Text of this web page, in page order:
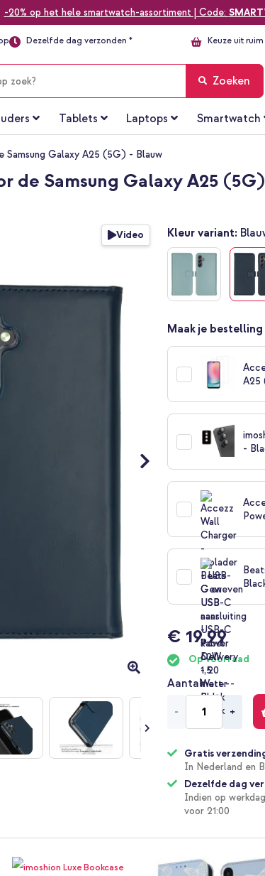
-20% op het hele smartwatch-assortiment | Code:
Dezelfde dag verzonden * Keuze uit
Zoeken
Tablets Laptops Smartwatch
Samsung Galaxy A25 (5G) - Blauw
de Samsung Galaxy A25
Video Kleur variant:
Maak je
A25
-
€ 19,99
Op voorraad
Aantal
- +
Gratis
In Nederland en
Dezelfde dag
Indien op
voor 21:00